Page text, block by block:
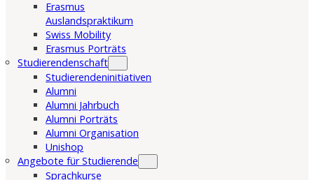
Erasmus
Auslandspraktikum
Swiss Mobility
Erasmus Porträts
Studierendenschaft
Studierendeninitiativen
Alumni
Alumni Jahrbuch
Alumni Porträts
Alumni Organisation
Unishop
Angebote für Studierende
Sprachkurse